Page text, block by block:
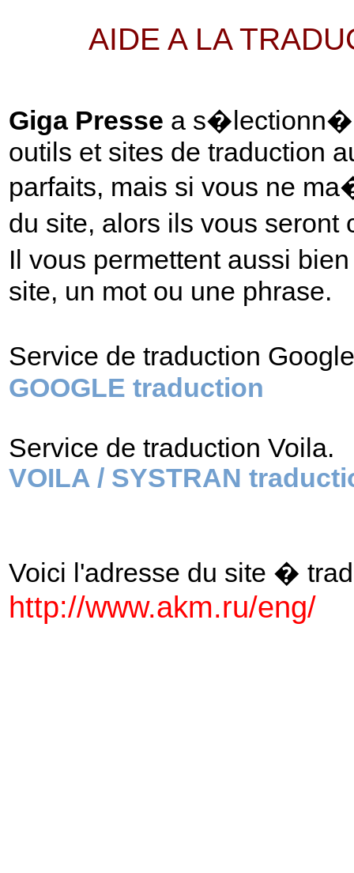
AIDE A LA
Giga Presse a s�lectionn�
outils et sites de traduction
parfaits, mais si vous ne
du site, alors ils vous
Il vous permettent aussi
site, un mot ou une phrase.
Service de traduction
GOOGLE traduction
Service de traduction Voila.
VOILA / SYSTRAN
Voici l'adresse du site �
http://www.akm.ru/eng/